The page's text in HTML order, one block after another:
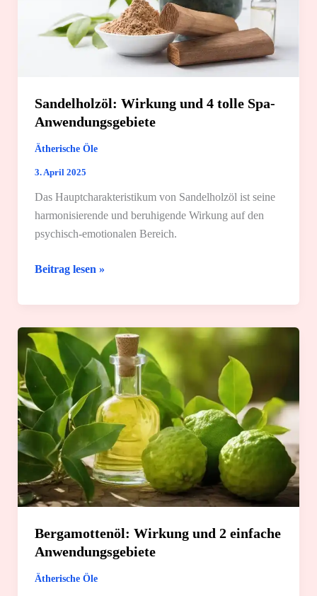
Sandelholzöl: Wirkung und 4 tolle Spa-
Anwendungsgebiete
Ätherische Öle
3. April 2025
Das Hauptcharakteristikum von Sandelholzöl ist seine
harmonisierende und beruhigende Wirkung auf den
psychisch-emotionalen Bereich.
Sandelholzöl:
und
tolle
Spa-
Anwendungsgebiete
Beitrag lesen »
Bergamottenöl: Wirkung und 2 einfache
Anwendungsgebiete
Ätherische Öle